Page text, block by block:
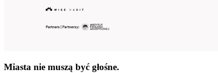
Miasta nie muszą być głośne.